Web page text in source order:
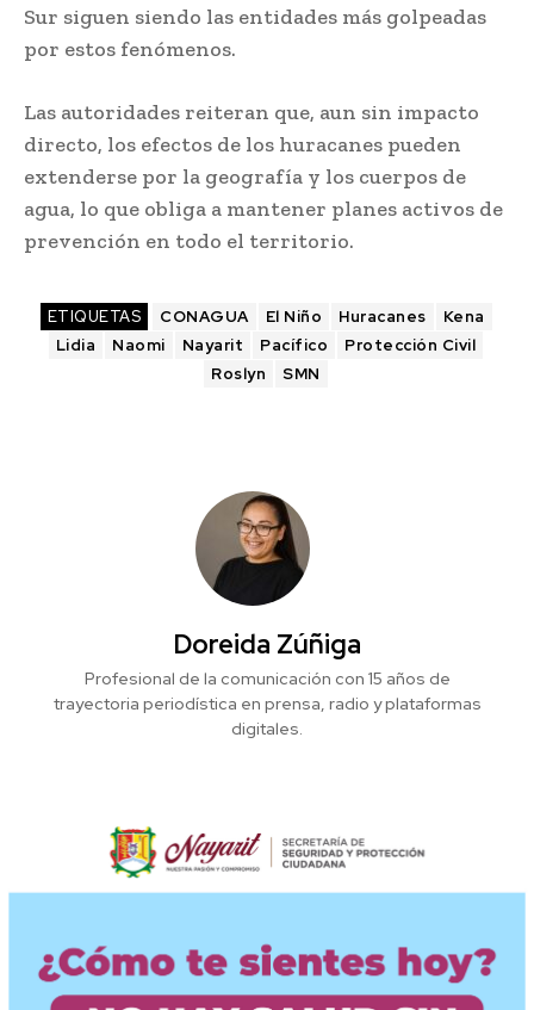
Sur siguen siendo las entidades más golpeadas
por estos fenómenos.
Las autoridades reiteran que, aun sin impacto
directo, los efectos de los huracanes pueden
extenderse por la geografía y los cuerpos de
agua, lo que obliga a mantener planes activos de
prevención en todo el territorio.
ETIQUETAS CONAGUA El Niño Huracanes
Kena
Lidia
Naomi Nayarit Pacífico
Protección Civil
Roslyn
SMN
Doreida Zúñiga
Profesional de la comunicación con 15 años de
trayectoria periodística en prensa, radio y plataformas
digitales.